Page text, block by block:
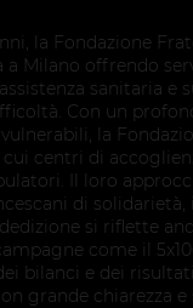
la Fondazione
a Milano offrendo
sanitaria e
Con un
la
centri di
Il loro
di
si riflette
come il
bilanci e dei
grande chiarezza e